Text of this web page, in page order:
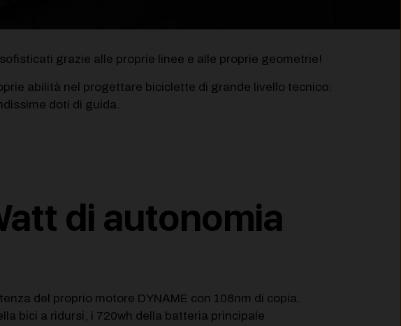
grazie alle proprie linee e alle proprie geometrie!
abilità nel progettare biciclette di grande livello tecnico:
doti di guida.
di autonomia
del proprio motore DYNAME con 108nm di copia.
bici a ridursi, i 720wh della batteria principale